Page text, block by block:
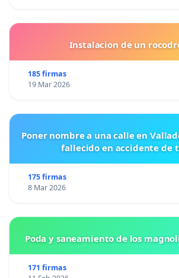
Instalacion de un
185 firmas
19 Mar 2026
Poner nombre a una calle en
fallecido en accidente de
175 firmas
8 Mar 2026
Poda y saneamiento de los
171 firmas